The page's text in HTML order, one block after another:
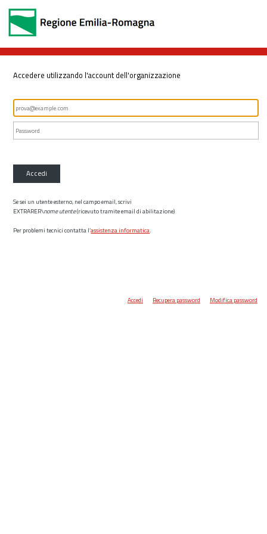
Accedere utilizzando l'account dell'organizzazione
Accedi
Se sei un utente esterno, nel campo email, scrivi
EXTRARER\nome utente(ricevuto tramite email di abilitazione)
Per problemi tecnici contatta l’assistenza informatica.
Accedi Recupera password Modifica password